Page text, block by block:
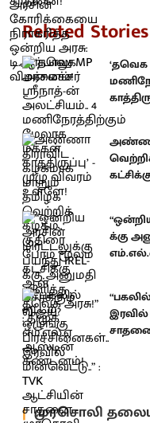
Related Stories
அண்ணா
க்கு
இரவில்
முரசொலி